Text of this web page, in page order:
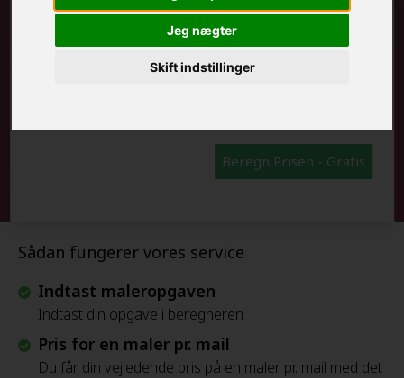
Jeg nægter
Skift indstillinger
Sådan fungerer vores service
Indtast maleropgaven
Indtast din opgave i beregneren
Pris for en maler pr. mail
Du får din vejledende pris på en maler pr. mail med det
MALEROPGAVER - UDVENDIGT:
FRAFLYTNINGSPAKKE:
Beregn Prisen - Gratis